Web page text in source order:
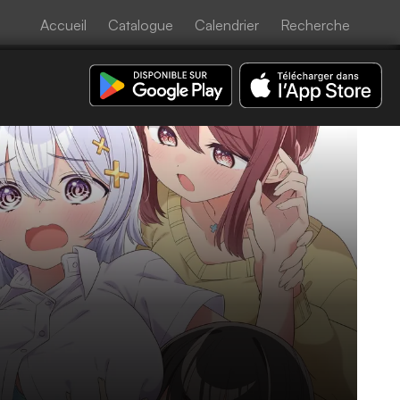
Accueil Catalogue Calendrier Recherche